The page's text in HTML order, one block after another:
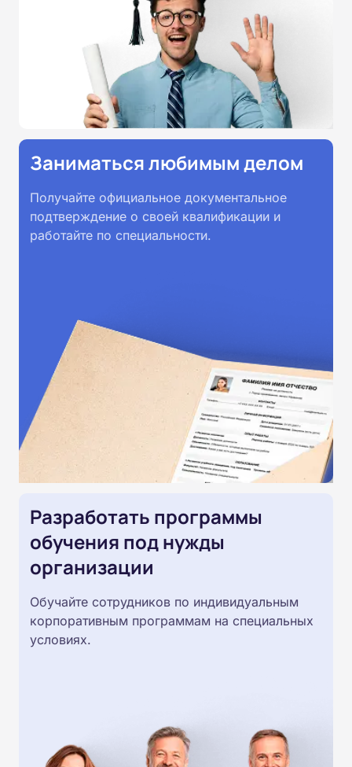
Заниматься любимым делом
Получайте официальное документальное
подтверждение о своей квалификации и
работайте по специальности.
Разработать программы
обучения под нужды
организации
Обучайте сотрудников по индивидуальным
корпоративным программам на специальных
условиях.